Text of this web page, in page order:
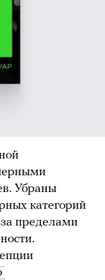
Убраны
категорий
за пределами